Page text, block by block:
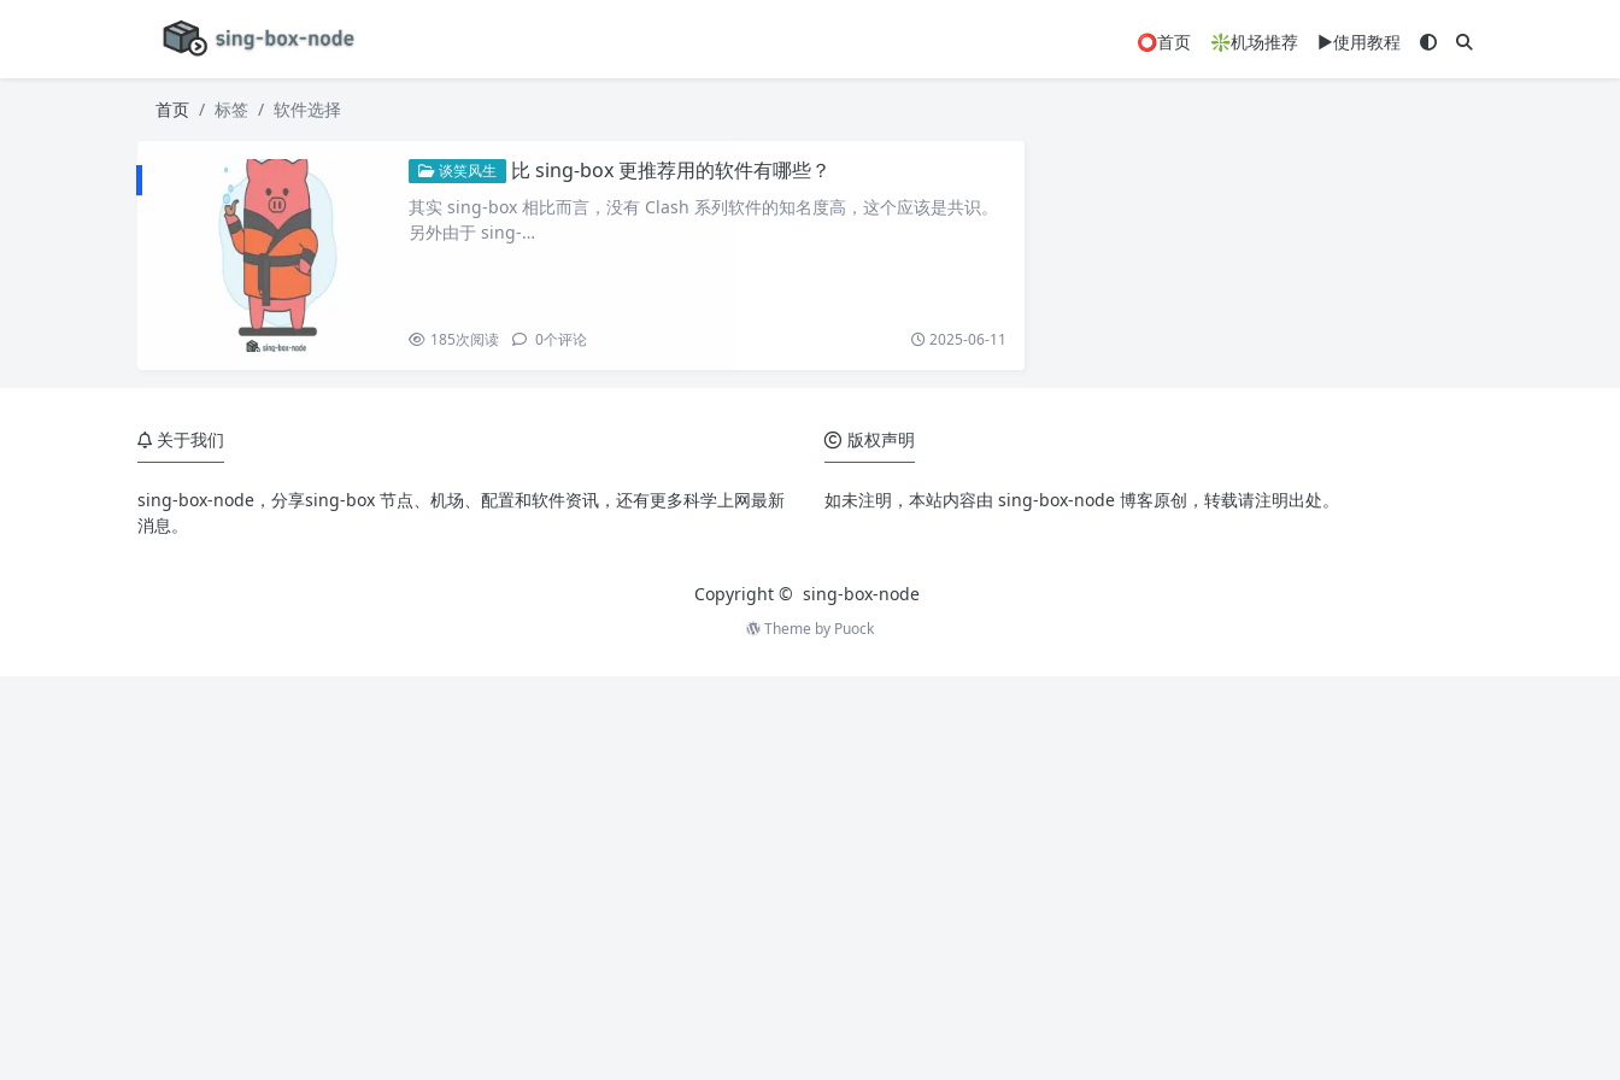
⭕首页 ❇️机场推荐 ▶️使用教程
首页 标签 软件选择
谈笑风生 比 sing-box 更推荐用的软件有哪些？
其实 sing-box 相比而言，没有 Clash 系列软件的知名度高，这个应该是共识。
另外由于 sing-…
185次阅读 0个评论 2025-06-11
关于我们
sing-box-node，分享sing-box 节点、机场、配置和软件资讯，还有更多科学上网最新
消息。
版权声明
如未注明，本站内容由 sing-box-node 博客原创，转载请注明出处。
Copyright © sing-box-node
Theme by Puock